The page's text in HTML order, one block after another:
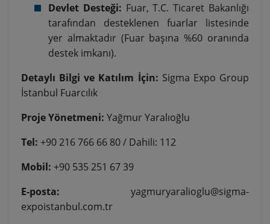
Devlet Desteği: Fuar, T.C.Ticaret Bakanlığı
tarafından desteklenen fuarlar listesinde
yer almaktadır (Fuar başına %60 oranında
destek imkanı).
Detaylı Bilgi ve Katılım İçin: Sigma Expo Group
İstanbul Fuarcılık
Proje Yönetmeni: Yağmur Yaralıoğlu
Tel: +90 216 766 66 80 / Dahili: 112
Mobil: +90 535 251 67 39
E-posta: yagmuryaralioglu@sigma-
expoistanbul.com.tr